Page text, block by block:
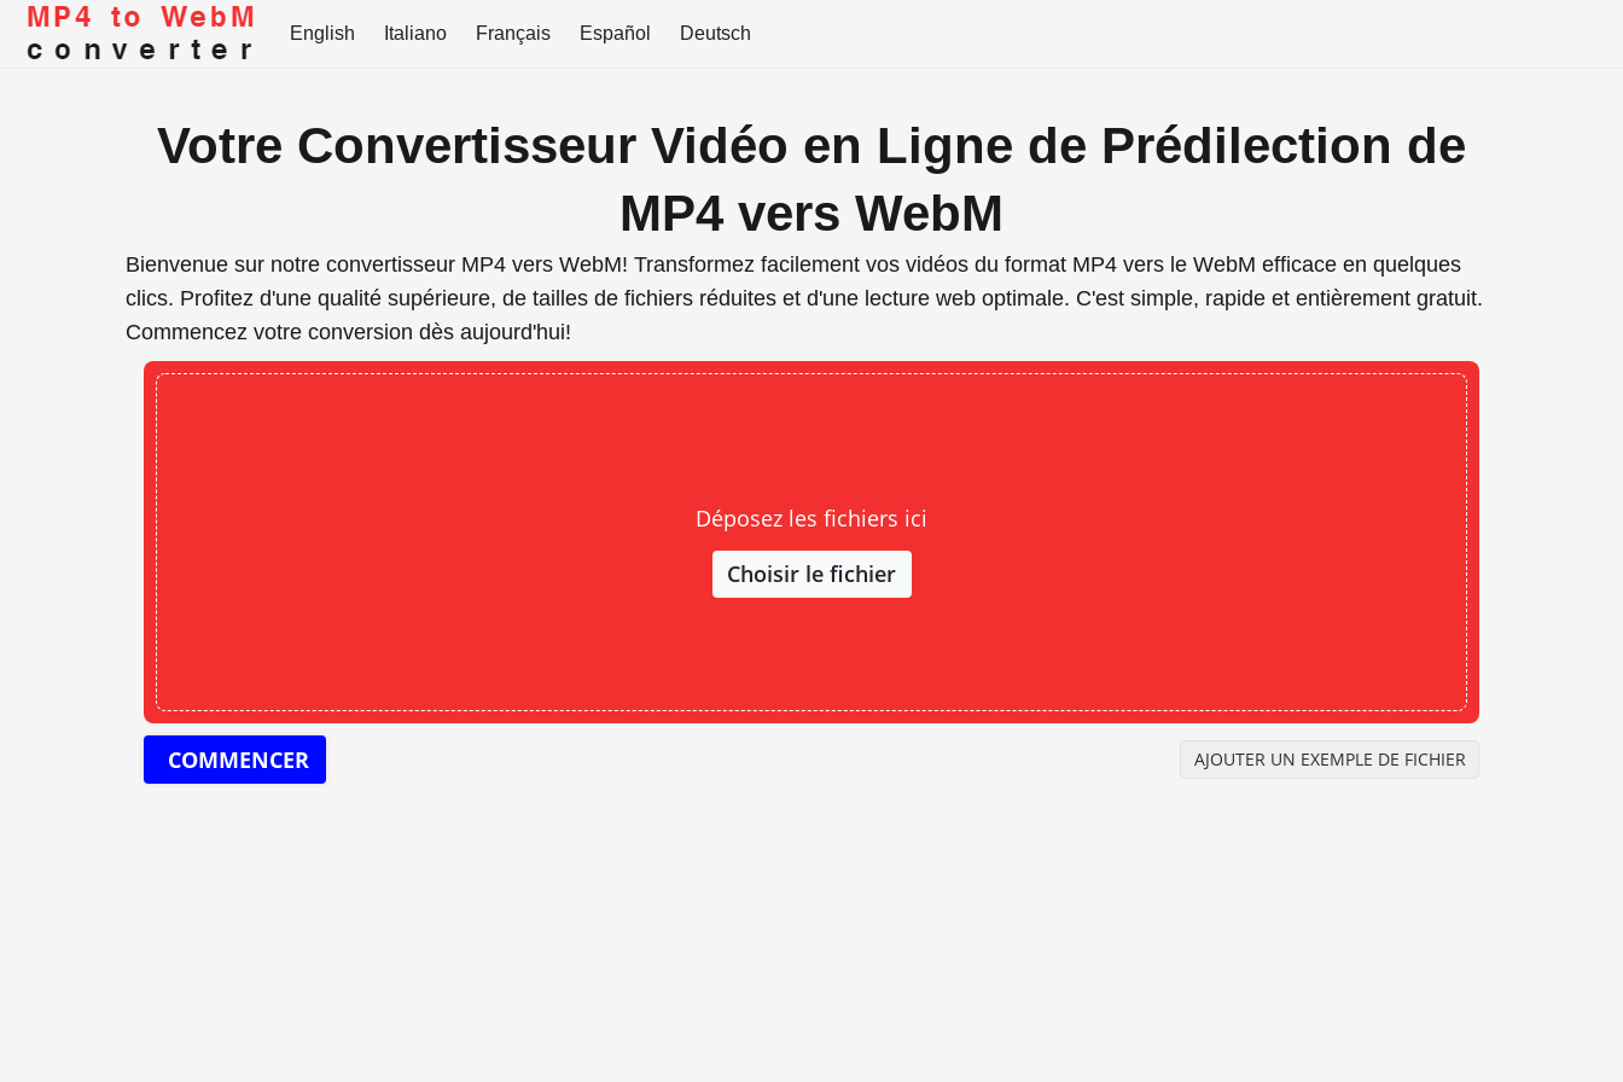
English Italiano Français Español Deutsch
Votre Convertisseur Vidéo en Ligne de Prédilection de
MP4 vers WebM
Bienvenue sur notre convertisseur MP4 vers WebM! Transformez facilement vos vidéos du format MP4 vers le WebM efficace en quelques
clics. Profitez d'une qualité supérieure, de tailles de fichiers réduites et d'une lecture web optimale. C'est simple, rapide et entièrement gratuit.
Commencez votre conversion dès aujourd'hui!
Déposez les fichiers ici
Choisir le fichier
COMMENCER AJOUTER UN EXEMPLE DE FICHIER